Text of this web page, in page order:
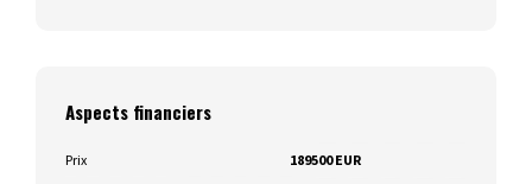
Aspects financiers
Prix
189500 EUR